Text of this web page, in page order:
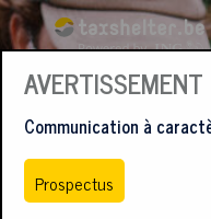
Aller au contenu principal
AVERTISSEMENT
Communication à
Prospectus